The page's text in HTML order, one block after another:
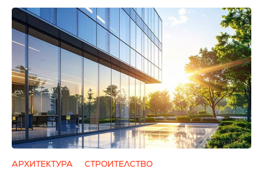
АРХИТЕКТУРА СТРОИТЕЛСТВО